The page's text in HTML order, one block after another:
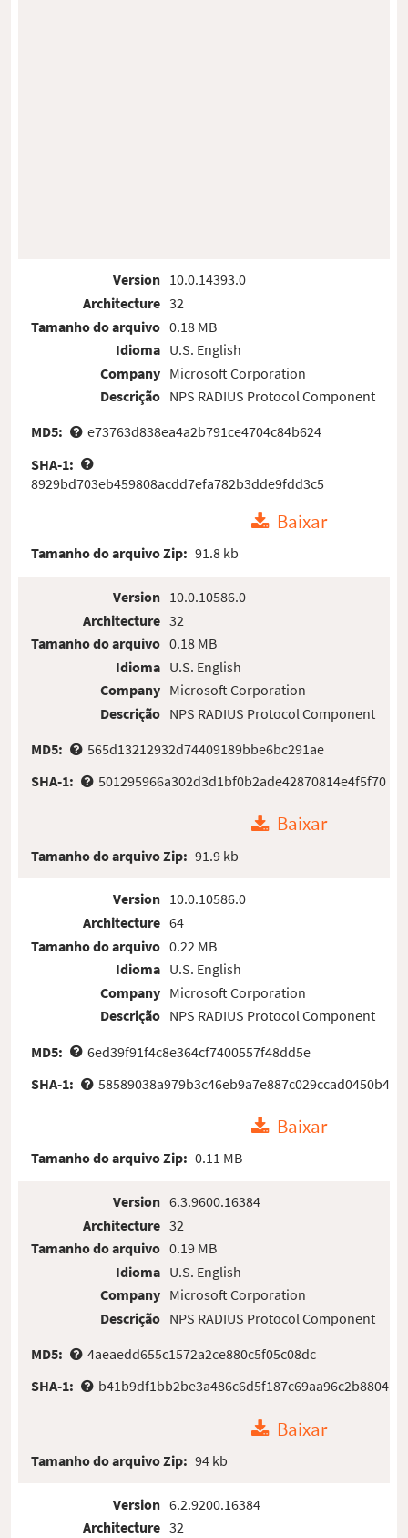
Version
Architecture
Tamanho do arquivo
Idioma
Company
Descrição
10.0.14393.0
32
0.18 MB
U.S. English
Microsoft Corporation
NPS RADIUS Protocol Component
MD5:
e73763d838ea4a2b791ce4704c84b624
SHA-1:
8929bd703eb459808acdd7efa782b3dde9fdd3c5
Baixar
Tamanho do arquivo Zip: 91.8 kb
Version
Architecture
Tamanho do arquivo
Idioma
Company
Descrição
10.0.10586.0
32
0.18 MB
U.S. English
Microsoft Corporation
NPS RADIUS Protocol Component
MD5:
565d13212932d74409189bbe6bc291ae
SHA-1:
501295966a302d3d1bf0b2ade42870814e4f5f70
Baixar
Tamanho do arquivo Zip: 91.9 kb
Version
Architecture
Tamanho do arquivo
Idioma
Company
Descrição
10.0.10586.0
64
0.22 MB
U.S. English
Microsoft Corporation
NPS RADIUS Protocol Component
MD5:
6ed39f91f4c8e364cf7400557f48dd5e
SHA-1:
58589038a979b3c46eb9a7e887c029ccad0450b4
Baixar
Tamanho do arquivo Zip: 0.11 MB
Version
Architecture
Tamanho do arquivo
Idioma
Company
Descrição
6.3.9600.16384
32
0.19 MB
U.S. English
Microsoft Corporation
NPS RADIUS Protocol Component
MD5:
4aeaedd655c1572a2ce880c5f05c08dc
SHA-1:
b41b9df1bb2be3a486c6d5f187c69aa96c2b8804
Baixar
Tamanho do arquivo Zip: 94 kb
Version
Architecture
6.2.9200.16384
32